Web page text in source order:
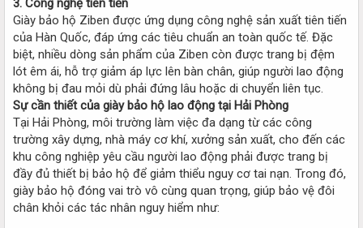
Giày bảo hộ Ziben được ứng dụng công nghệ sản xuất tiên tiến
của Hàn Quốc, đáp ứng các tiêu chuẩn an toàn quốc tế. Đặc
biệt, nhiều dòng sản phẩm của Ziben còn được trang bị đệm
lót êm ái, hỗ trợ giảm áp lực lên bàn chân, giúp người lao động
không bị đau mỏi dù phải đứng lâu hoặc di chuyển liên tục.
Sự cần thiết của giày bảo hộ lao động tại Hải Phòng
Tại Hải Phòng, môi trường làm việc đa dạng từ các công
trường xây dựng, nhà máy cơ khí, xưởng sản xuất, cho đến các
khu công nghiệp yêu cầu người lao động phải được trang bị
đầy đủ thiết bị bảo hộ để giảm thiểu nguy cơ tai nạn. Trong đó,
giày bảo hộ đóng vai trò vô cùng quan trọng, giúp bảo vệ đôi
chân khỏi các tác nhân nguy hiểm như: